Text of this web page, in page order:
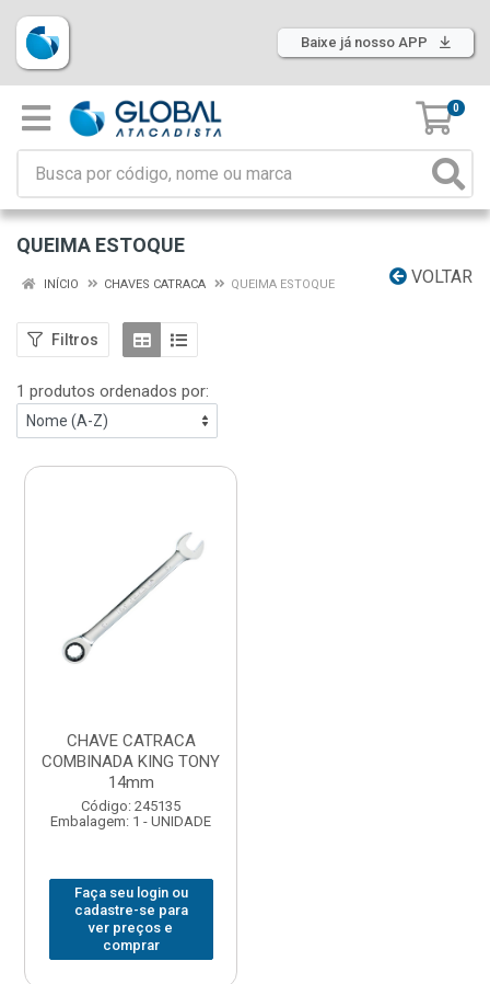
Baixe já nosso APP
0
QUEIMA ESTOQUE
VOLTAR
INÍCIO CHAVES CATRACA QUEIMA ESTOQUE
Filtros
1 produtos ordenados por:
CHAVE CATRACA
COMBINADA KING TONY
14mm
Código: 245135
Embalagem: 1 - UNIDADE
Faça seu login ou
cadastre-se para
ver preços e
comprar